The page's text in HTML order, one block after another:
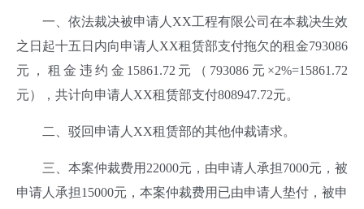
一、 依法裁决被申请人XX工程有限公司在本裁决生效
之日起十五日内向申请人XX租赁部支付拖欠的租金793086
元，租金违约金15861.72元（793086元×2%=15861.72
元），共计向申请人XX租赁部支付808947.72元。
二、驳回申请人XX租赁部的其他仲裁请求。
三、本案仲裁费用22000元，由申请人承担7000元，被
申请人承担15000元，本案仲裁费用已由申请人垫付，被申